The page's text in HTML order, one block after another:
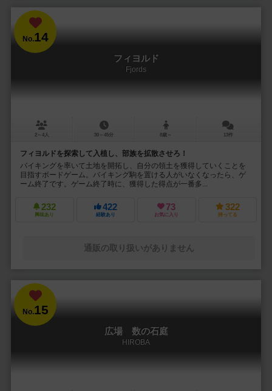
No.14
フィヨルド
Fjords
2～4人 30～45分 8歳～ 13件
フィヨルドを探索して入植し、部族を拡散させろ！
バイキングを率いて土地を開拓し、自分の領土を獲得していくことを
目指すボードゲーム。バイキング駒を置ける人がいなくなったら、ゲ
ーム終了です。ゲーム終了時に、獲得した得点が一番多...
232
興味あり
422
経験あり
73
お気に入り
322
持ってる
通販の取り扱いがありません
No.15
広場 数の石庭
HIROBA